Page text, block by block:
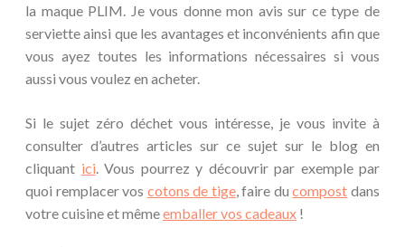
la maque PLIM. Je vous donne mon avis sur ce type de
serviette ainsi que les avantages et inconvénients afin que
vous ayez toutes les informations nécessaires si vous
aussi vous voulez en acheter.
Si le sujet zéro déchet vous intéresse, je vous invite à
consulter d’autres articles sur ce sujet sur le blog en
cliquant ici . Vous pourrez y découvrir par exemple par
quoi remplacer vos cotons de tige, faire ducompost dans
votre cuisine et mêmeemballer vos cadeaux !